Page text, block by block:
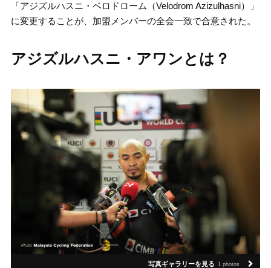
「アジズルハスニ・ベロドローム（Velodrom Azizulhasni）」
に変更することが、加盟メンバーの全会一致で合意された。
アジズルハスニ・アワンとは？
写真ギャラリーを見る 1 photos